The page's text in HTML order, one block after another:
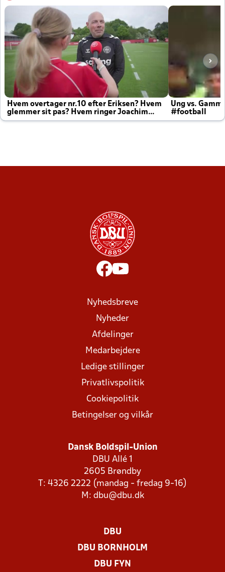
Hvem overtager nr.10 efter Eriksen? Hvem
glemmer sit pas? Hvem ringer Joachim
altid til efter kampe?
Ung vs.
#football
Nyhedsbreve
Nyheder
Afdelinger
Medarbejdere
Ledige stillinger
Privatlivspolitik
Cookiepolitik
Betingelser og vilkår
Dansk Boldspil-Union
DBU Allé 1
2605 Brøndby
T: 4326 2222 (mandag - fredag 9-16)
M: dbu@dbu.dk
DBU
DBU BORNHOLM
DBU FYN